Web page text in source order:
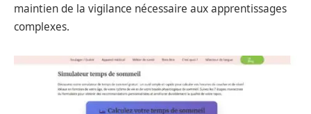
maintien de la vigilance nécessaire aux apprentissages
complexes.